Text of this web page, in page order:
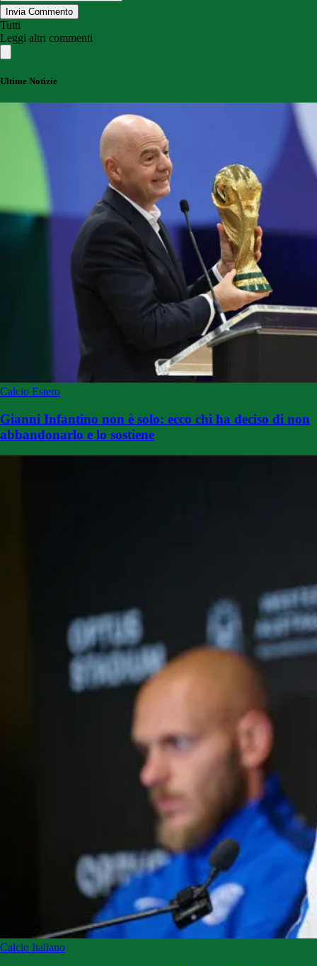
Invia Commento
Tutti
Leggi altri commenti
Ultime Notizie
Calcio Estero
Gianni Infantino non è solo: ecco chi ha deciso di non
abbandonarlo e lo sostiene
Calcio Italiano